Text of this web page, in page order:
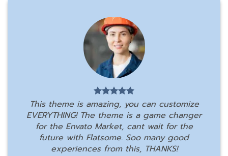
This theme is amazing, you can customize
EVERYTHING! The theme is a game changer
for the Envato Market, cant wait for the
future with Flatsome. Soo many good
experiences from this, THANKS!